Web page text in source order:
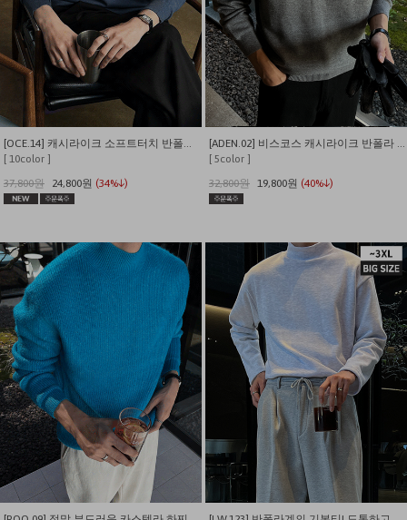
[OCE.14] 캐시라이크 소프트터치 반폴라 니트
[ 10color ]
37,800원
24,800원 (34%↓)
[ADEN.02] 비스코스 캐시라이크 반폴라 니트
[ 5color ]
32,800원 19,800원 (40%↓)